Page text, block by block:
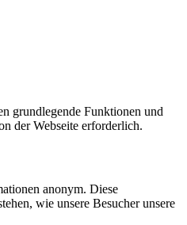
grundlegende Funktionen und
der Webseite erforderlich.
anonym. Diese
wie unsere Besucher unsere